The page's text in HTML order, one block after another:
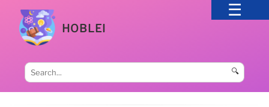
HOBLEI
🔍